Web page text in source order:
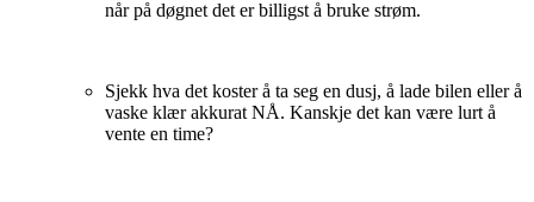
når på døgnet det er billigst å bruke strøm.
Sjekk hva det koster å ta seg en dusj, å lade bilen eller å
vaske klær akkurat NÅ. Kanskje det kan være lurt å
vente en time?